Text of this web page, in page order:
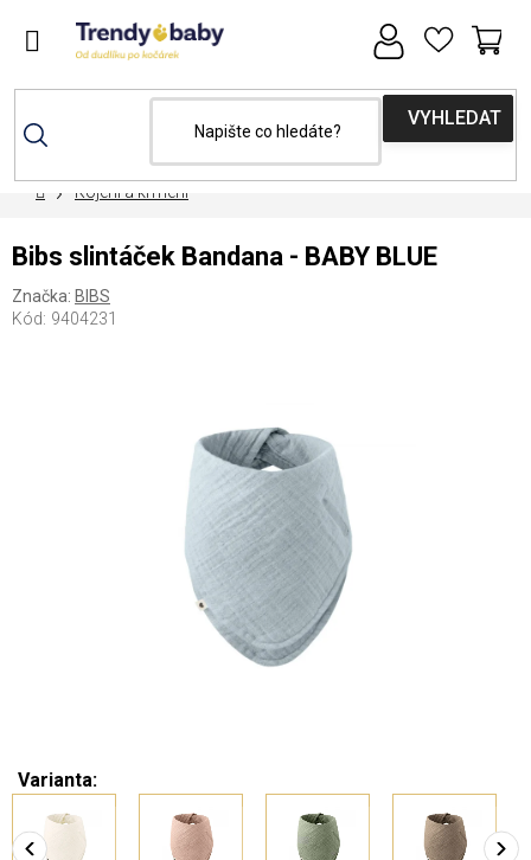
DomůKojení a krmení
Varianta:
Bibs slintáček Bandana - BABY BLUE
Značka: BIBS
Kód: 9404231